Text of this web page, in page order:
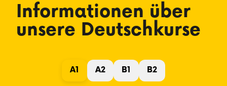
Informationen über
unsere Deutschkurse
A1 A2 B1 B2